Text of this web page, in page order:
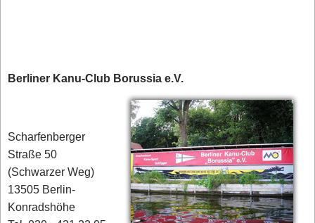
Berliner Kanu-Club Borussia e.V.
Scharfenberger
Straße 50
(Schwarzer Weg)
13505 Berlin-
Konradshöhe